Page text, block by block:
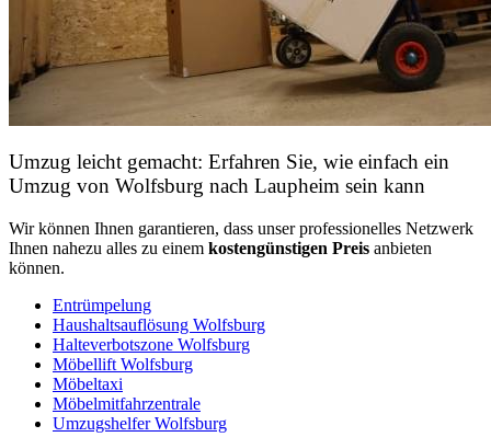
Kontaktieren Sie uns noch heute und lassen Sie uns gemeinsam
Ihren Umzug nach Laupheim planen!
Füllen Sie jetzt das Formular aus
und erhalten Sie kostenlose
Umzüge von Wolfsburg nach Laupheim: Wir machen es
Wir geben unser Bestes, dass hier Umzugkostengünstigund eine
hervorragende Professionalität
Unterstützung in Wolfsburg können Sie sicher sein, dass Ihr Umzug
reibungslos und sicherverläuft, denn wir sorgen dafür, dass Ihre
Anforderungen und Wünsche erfüllt werden. Wir haben die besten
Partner, um Ihnen zu helfen und sicherzustellen, dass Ihr Umzug
nach Laupheim ein erfolgreicher ist.
Wir sorgen dafür, dass Ihr Umzug nach Laupheim reibungslos